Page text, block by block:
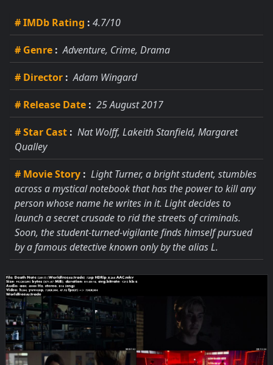
# IMDb Rating : 4.7/10
# Genre : Adventure, Crime, Drama
# Director : Adam Wingard
# Release Date : 25 August 2017
# Star Cast : Nat Wolff, Lakeith Stanfield, Margaret
Qualley
# Movie Story : Light Turner, a bright student, stumbles
across a mystical notebook that has the power to kill any
person whose name he writes in it. Light decides to
launch a secret crusade to rid the streets of criminals.
Soon, the student-turned-vigilante finds himself pursued
by a famous detective known only by the alias L.